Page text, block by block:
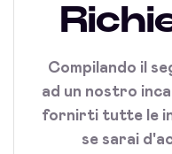
Compilando il
ad un nostro
fornirti tutte le
se sarai